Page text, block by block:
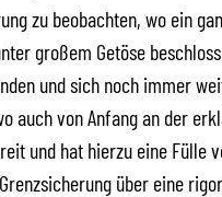
zu beobachten, wo ein
großem Getöse
und sich noch immer
auch von Anfang an der
und hat hierzu eine Fülle
über eine